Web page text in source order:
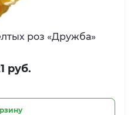
роз «Дружба»
руб.